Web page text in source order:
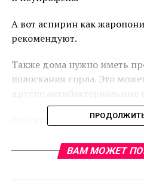
А вот аспирин как
рекомендуют.
Также дома нужно иметь
полоскания горла. Это
Еще желательно принимать
ВАМ МОЖЕТ